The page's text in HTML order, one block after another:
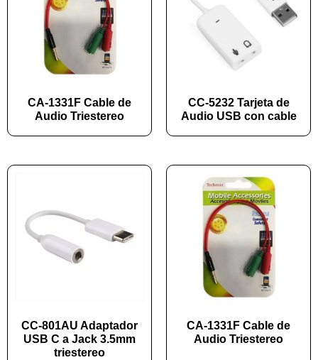
CA-1331F Cable de
Audio Triestereo
CC-5232 Tarjeta de
Audio USB con cable
CC-801AU Adaptador
USB C a Jack 3.5mm
triestereo
CA-1331F Cable de
Audio Triestereo